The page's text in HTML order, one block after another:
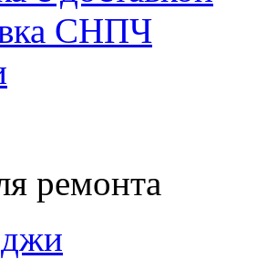
СНПЧ
ремонта